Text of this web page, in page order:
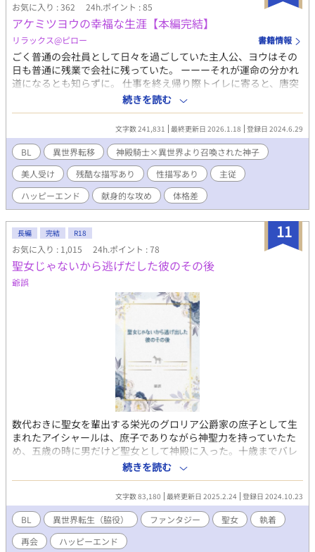
お気に入り : 362 24h.ポイント : 85
アケミツヨウの幸福な生涯【本編完結】
リラックス@ピロー 書籍情報
ごく普通の会社員として日々を過ごしていた主人公、ヨウはその
日も普通に残業で会社に残っていた。 ーーーそれが運命の分かれ
道になるとも知らずに。 仕事を終え帰り際トイレに寄ると、唐突
に便器から水が溢れ出した。勢い良く迫り来る水に飲み込まれた
先で目を覚ますと、黒いローブの怪しげな集団に囲まれていた。
彼らは自分を"神子"だと言い、神の奇跡を起こす為とある儀式を
行うようにと言ってきた。 神子を守護する神殿騎士×異世界から
召喚された神子
続きを読む
文字数 241,831 最終更新日 2026.1.18 登録日 2024.6.29
BL 異世界転移
神殿騎士×異世界より召喚された神子
美人受け
残酷な描写あり 性描写あり
主従
ハッピーエンド
献身的な攻め 体格差
11
長編 完結 R18
お気に入り : 1,015 24h.ポイント : 78
聖女じゃないから逃げだした彼のその後
爺誤
数代おきに聖女を輩出する栄光のグロリア公爵家の庶子として生
まれたアイシャールは、庶子でありながら神聖力を持っていたた
め、五歳の時に男だけど聖女として神殿に入った。十歳までバレ
ずに聖女業をこなしていたが、異世界から来たという本物の聖女
が現れたため、性別がバレる前に逃げ出すことにした。計画は完
璧だったはずだけど……公爵家と神殿の隠蔽工作のために事態は
複雑になるが、本人は知らずに庶民生活を満喫していく。アイシ
ャール視点と脇役視点あり。幼馴染王子ｘ元聖女♂ 表紙は荊汀森
栖様からいただきました。 ムーンライトノベルズにも投稿 番外編
はたまにあるかも。
続きを読む
文字数 83,180 最終更新日 2025.2.24 登録日 2024.10.23
BL 異世界転生（脇役） ファンタジー 聖女
執着
再会
ハッピーエンド